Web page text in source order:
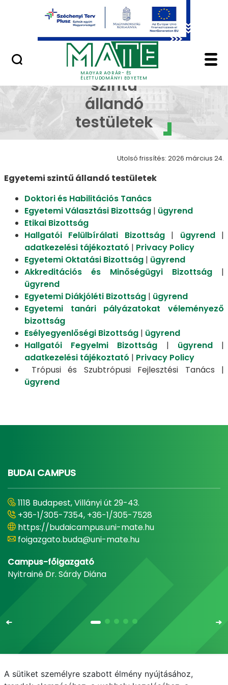
Ugrás a fő tartalomhoz
MAGYAR AGRÁR- ÉS
ÉLETTUDOMÁNYI EGYETEM
Minőségügy
Szenátus állandó
Egyetemi
szintű
állandó
testületek
Utolsó frissítés: 2026 március 24.
Egyetemi szintű állandó testületek
Doktori és Habilitációs Tanács
Egyetemi Választási Bizottság | ügyrend
Etikai Bizottság
Hallgatói Felülbírálati Bizottság| ügyrend|
adatkezelési tájékoztató | Privacy Policy
Egyetemi Oktatási Bizottság | ügyrend
Akkreditációs és Minőségügyi Bizottság |
ügyrend
Egyetemi Diákjóléti Bizottság | ügyrend
Egyetemi tanári pályázatokat véleményező
bizottság
Esélyegyenlőségi Bizottság | ügyrend
Hallgatói Fegyelmi Bizottság | ügyrend |
adatkezelési tájékoztató | Privacy Policy
Trópusi és Szubtrópusi Fejlesztési Tanács |
ügyrend
BUDAI CAMPUS
1118 Budapest, Villányi út 29-43.
+36-1/305-7354, +36-1/305-7528
https://budaicampus.uni-mate.hu
foigazgato.buda@uni-mate.hu
Campus-főigazgató
Nyitrainé Dr. Sárdy Diána
A sütiket személyre szabott élmény nyújtásához,